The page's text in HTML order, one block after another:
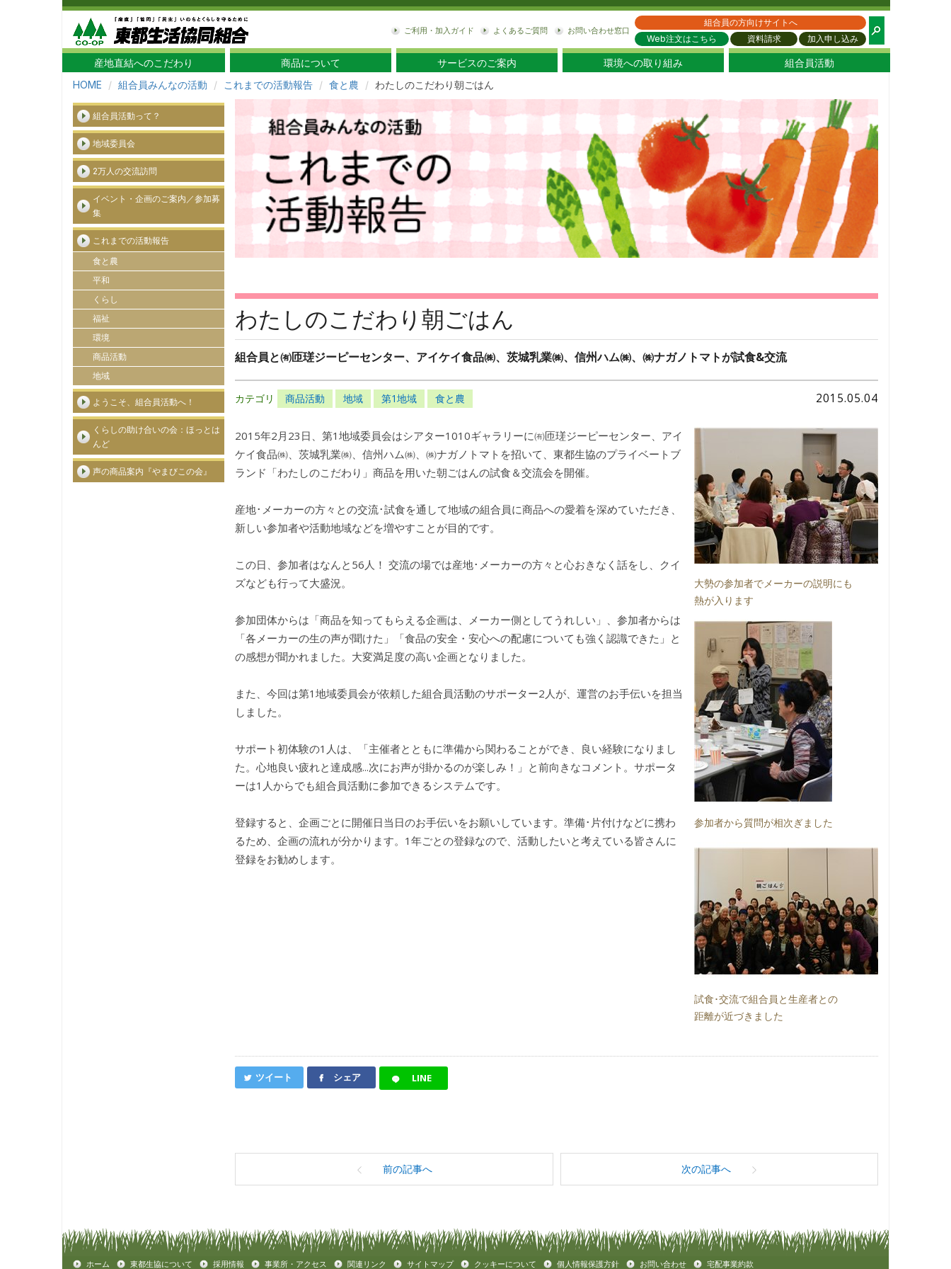
東都生協
ご利用・加入ガイド よくあるご質問 お問い合わせ窓口
組合員の方向けサイトへ
Web注文はこちら
資料請求 加入申し込み
産地直結へのこだわり 商品について サービスのご案内 環境への取り組み 組合員活動
HOME 組合員みんなの活動 これまでの活動報告 食と農 わたしのこだわり朝ごはん
組合員活動って？
地域委員会
2万人の交流訪問
イベント・企画のご案内／参加募
集
これまでの活動報告
食と農
平和
くらし
福祉
環境
商品活動
地域
ようこそ、組合員活動へ！
くらしの助け合いの会：ほっとは
んど
声の商品案内『やまびこの会』
わたしのこだわり朝ごはん
組合員と㈲匝瑳ジーピーセンター、アイケイ食品㈱、茨城乳業㈱、信州ハム㈱、㈱ナガノトマトが試食&交流
2015.05.04
カテゴリ 商品活動 地域 第1地域 食と農
大勢の参加者でメーカーの説明にも
熱が入ります
参加者から質問が相次ぎました
試食･交流で組合員と生産者との
距離が近づきました
2015年2月23日、第1地域委員会はシアター1010ギャラリーに㈲匝瑳ジーピーセンター、アイ
ケイ食品㈱、茨城乳業㈱、信州ハム㈱、㈱ナガノトマトを招いて、東都生協のプライベートブ
ランド「わたしのこだわり」商品を用いた朝ごはんの試食＆交流会を開催。
産地･メーカーの方々との交流･試食を通して地域の組合員に商品への愛着を深めていただき、
新しい参加者や活動地域などを増やすことが目的です。
この日、参加者はなんと56人！ 交流の場では産地･メーカーの方々と心おきなく話をし、クイ
ズなども行って大盛況。
参加団体からは「商品を知ってもらえる企画は、メーカー側としてうれしい」、参加者からは
「各メーカーの生の声が聞けた」「食品の安全・安心への配慮についても強く認識できた」と
の感想が聞かれました。大変満足度の高い企画となりました。
また、今回は第1地域委員会が依頼した組合員活動のサポーター2人が、運営のお手伝いを担当
しました。
サポート初体験の1人は、「主催者とともに準備から関わることができ、良い経験になりまし
た。心地良い疲れと達成感...次にお声が掛かるのが楽しみ！」と前向きなコメント。サポータ
ーは1人からでも組合員活動に参加できるシステムです。
登録すると、企画ごとに開催日当日のお手伝いをお願いしています。準備･片付けなどに携わ
るため、企画の流れが分かります。1年ごとの登録なので、活動したいと考えている皆さんに
登録をお勧めします。
ツイート シェア LINE
前の記事へ 次の記事へ
ホーム 東都生協について 採用情報 事業所・アクセス 関連リンク サイトマップ クッキーについて 個人情報保護方針 お問い合わせ 宅配事業約款